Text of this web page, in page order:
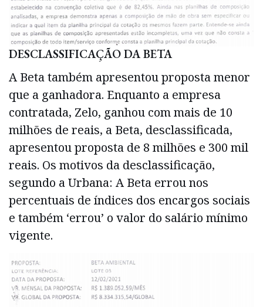
DESCLASSIFICAÇÃO DA BETA
A Beta também apresentou proposta menor
que a ganhadora. Enquanto a empresa
contratada, Zelo, ganhou com mais de 10
milhões de reais, a Beta, desclassificada,
apresentou proposta de 8 milhões e 300 mil
reais. Os motivos da desclassificação,
segundo a Urbana: A Beta errou nos
percentuais de índices dos encargos sociais
e também ‘errou’ o valor do salário mínimo
vigente.